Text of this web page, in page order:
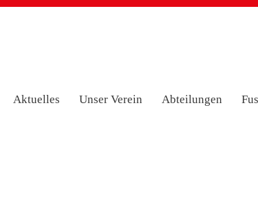
Aktuelles Unser Verein Abteilungen